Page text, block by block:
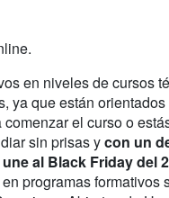
en niveles de cursos
ya que están
el curso o
sin prisas ycon un
al Black Friday del
programas formativos